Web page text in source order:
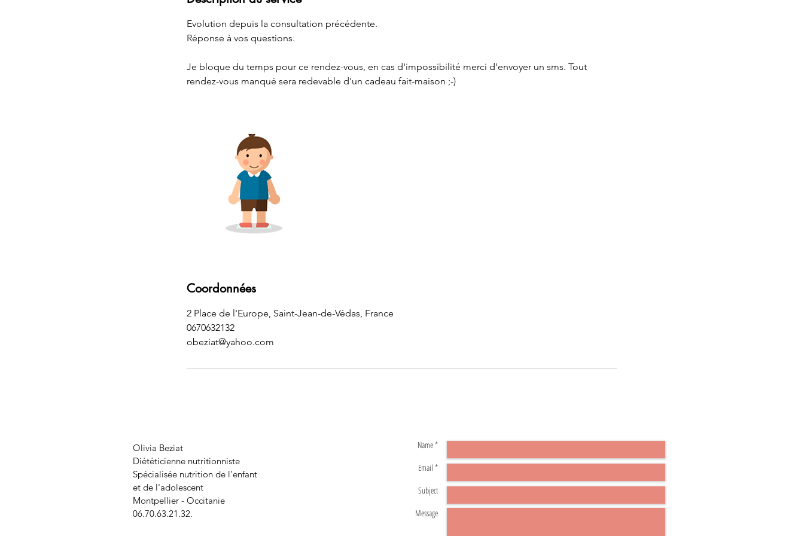
Evolution depuis la consultation précédente.
Réponse à vos questions.
Je bloque du temps pour ce rendez-vous, en cas d'impossibilité merci d'envoyer un sms. Tout
rendez-vous manqué sera redevable d'un cadeau fait-maison ;-)
Coordonnées
2 Place de l'Europe, Saint-Jean-de-Védas, France
0670632132
obeziat@yahoo.com
Olivia Beziat
Diététicienne nutritionniste
Spécialisée nutrition de l'enfant
et de l'adolescent
Montpellier - Occitanie
06.70.63.21.32.
Name *
Email *
Subject
Message